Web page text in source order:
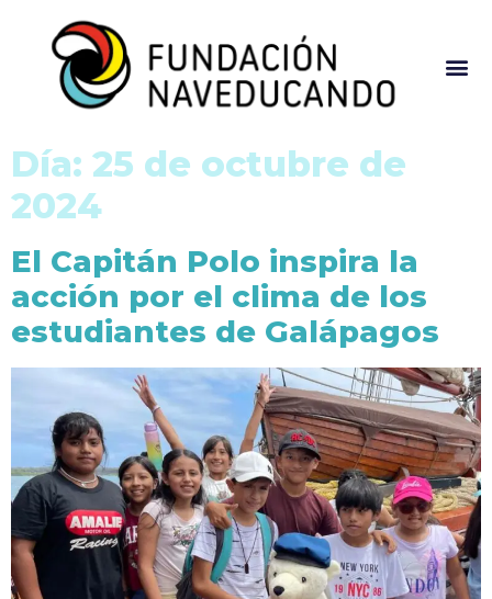
Día: 25 de octubre de
2024
El Capitán Polo inspira la
acción por el clima de los
estudiantes de Galápagos